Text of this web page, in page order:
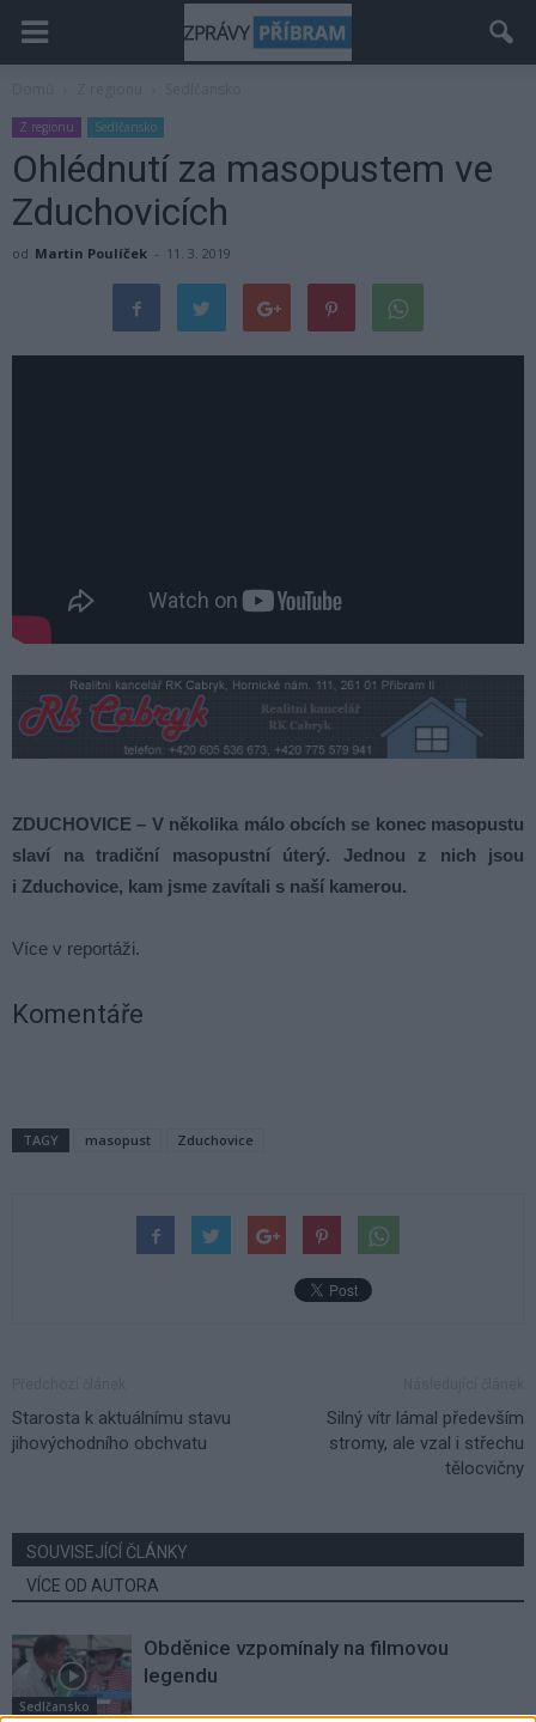
Z regionu Sedlčansko
Ohlédnutí za masopustem ve
Zduchovicích
od Martin Poulíček - 11. 3. 2019
ZDUCHOVICE – V několika málo obcích se konec masopustu
slaví na tradiční masopustní úterý. Jednou z nich jsou
i Zduchovice, kam jsme zavítali s naší kamerou.
Více v reportáži.
Komentáře
TAGY masopust Zduchovice
Starosta k aktuálnímu stavu
jihovýchodního obchvatu
Silný vítr lámal především
stromy, ale vzal i střechu
tělocvičny
SOUVISEJÍCÍ ČLÁNKY
VÍCE OD AUTORA
Sedlčansko
Obděnice vzpomínaly na filmovou
legendu